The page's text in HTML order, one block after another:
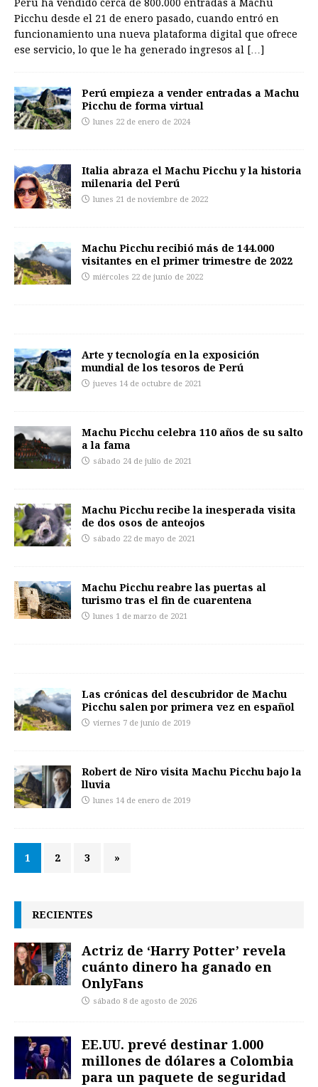
Perú ha vendido cerca de 800.000 entradas a Machu
Picchu desde el 21 de enero pasado, cuando entró en
funcionamiento una nueva plataforma digital que ofrece
ese servicio, lo que le ha generado ingresos al […]
Perú empieza a vender entradas a Machu
Picchu de forma virtual
lunes 22 de enero de 2024
Italia abraza el Machu Picchu y la historia
milenaria del Perú
lunes 21 de noviembre de 2022
Machu Picchu recibió más de 144.000
visitantes en el primer trimestre de 2022
miércoles 22 de junio de 2022
Arte y tecnología en la exposición
mundial de los tesoros de Perú
jueves 14 de octubre de 2021
Machu Picchu celebra 110 años de su salto
a la fama
sábado 24 de julio de 2021
Machu Picchu recibe la inesperada visita
de dos osos de anteojos
sábado 22 de mayo de 2021
Machu Picchu reabre las puertas al
turismo tras el fin de cuarentena
lunes 1 de marzo de 2021
Las crónicas del descubridor de Machu
Picchu salen por primera vez en español
viernes 7 de junio de 2019
Robert de Niro visita Machu Picchu bajo la
lluvia
lunes 14 de enero de 2019
1 2 3 »
RECIENTES
Actriz de ‘Harry Potter’ revela
cuánto dinero ha ganado en
OnlyFans
sábado 8 de agosto de 2026
EE.UU. prevé destinar 1.000
millones de dólares a Colombia
para un paquete de seguridad